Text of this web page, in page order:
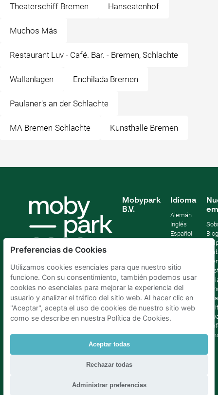
Theaterschiff Bremen Hanseatenhof
Muchos Más
Restaurant Luv - Café. Bar. - Bremen, Schlachte
Wallanlagen Enchilada Bremen
Paulaner's an der Schlachte
MA Bremen-Schlachte Kunsthalle Bremen
Mobypark
B.V.
Idioma
Alemán
Inglés
Español
Blog
Parking Madrid La Latina|Parking Madrid Bilbao
Parking Bruselas Parking La Haya
Preferencias de Cookies
Utilizamos cookies esenciales para que nuestro sitio
funcione. Con su consentimiento, también podemos usar
cookies no esenciales para mejorar la experiencia del
usuario y analizar el tráfico del sitio web. Al hacer clic en
"Aceptar", acepta el uso de cookies de nuestro sitio web
como se describe en nuestra Política de Cookies.
Aceptar todas
Rechazar todas
Administrar preferencias